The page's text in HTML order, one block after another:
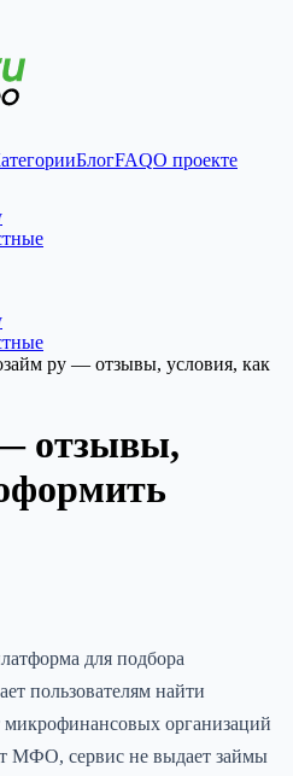
БлогFAQО проекте
ру — отзывы, условия, как
отзывы,
для подбора
пользователям найти
организаций
МФО, сервис не выдает займы